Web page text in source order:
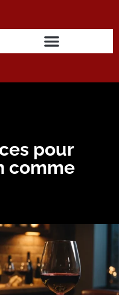
pour
comme